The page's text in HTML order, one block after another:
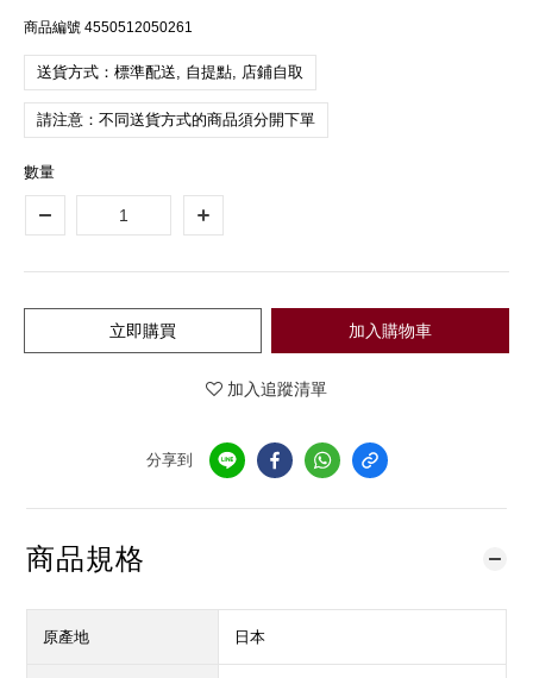
商品編號 4550512050261
送貨方式：標準配送, 自提點, 店鋪自取
請注意：不同送貨方式的商品須分開下單
數量
加入購物車
立即購買
加入追蹤清單
分享到
商品規格
原產地 日本